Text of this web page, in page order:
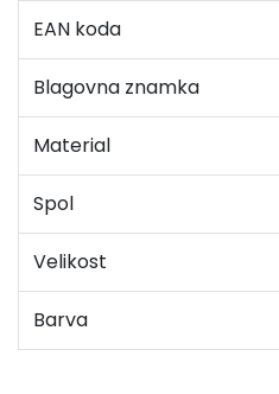
EAN koda
Blagovna znamka
Material
Spol
Velikost
Barva